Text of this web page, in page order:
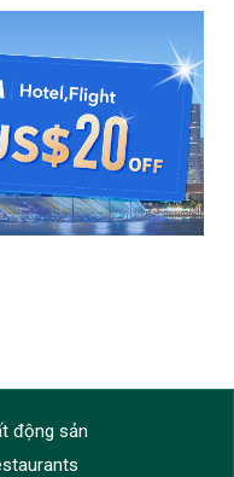
động sản